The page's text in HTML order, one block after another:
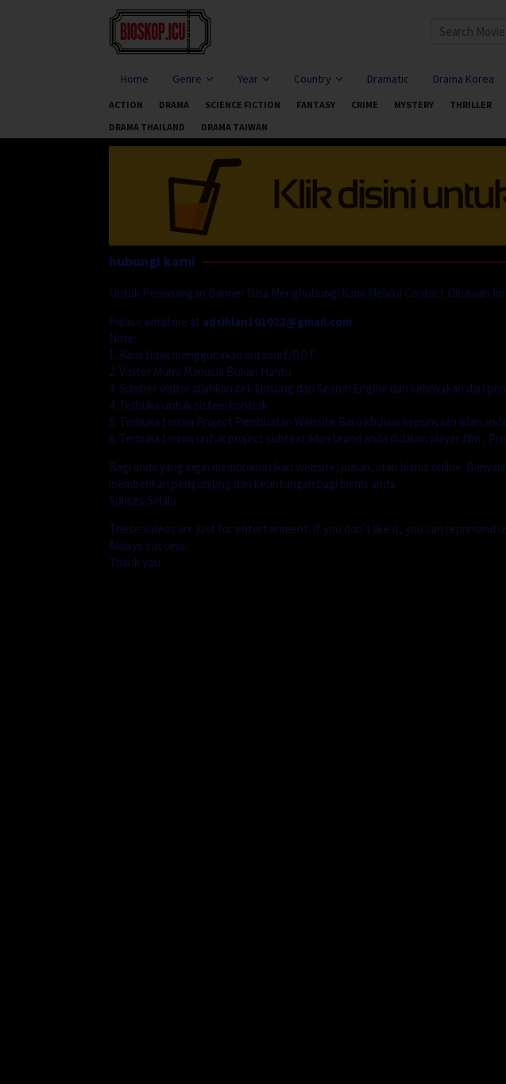
Home Genre Year Country Dramatic Drama Korea
ACTION DRAMA SCIENCE FICTION FANTASY CRIME MYSTERY THRILLER
DRAMA THAILAND
DRAMA TAIWAN
hubungi kami
Untuk Pemasangan Banner Bisa Menghubungi Kami Melalui Contact Dibawah Ini
Please email me at adsiklan101022@gmail.com
Note:
1. Kami tidak menggunakan autosurf/BOT
2. Visitor Murni Manusia Bukan Hantu
3. Sumber visitor silahkan cek lansung dari Search Engine dan kebnyakan dari
4. Terbuka untuk sistem kontrak
5. Terbuka terima Project Pembuatan Website Baru khusus kepunyaan iklan anda
6. Terbuka terima untuk project subtext iklan brand anda didalam player film ,
Bagi anda yang ingin mempromosikan website, jualan, atau bisnis online.
memberikan pengunjung dan keuntungan bagi bisnis anda.
Sukses Selalu
These videos are just for entertainment. If you don’t like it, you can reprimand
Always success.
Thank you